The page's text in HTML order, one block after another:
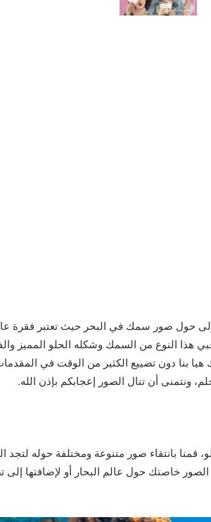
حول صور سمك في البحر حيث تعتبر فقرة
هذا النوع من السمك وشكله الحلو المميز
بنا دون تضييع الكثير من الوقت في
ونتمنى أن تنال الصور إعجابكم بإذن الله.
بانتقاء صور متنوعة ومختلفة حوله لتجد
الصور خاصتك حول عالم البحار أو لإضافتها إلى